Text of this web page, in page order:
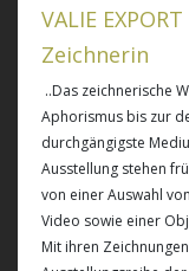
VALIE
Zeichnerin
..Das zeichnerische
Aphorismus bis zur
durchgängigste
Ausstellung stehen
von einer Auswahl
Video sowie einer
Mit ihren